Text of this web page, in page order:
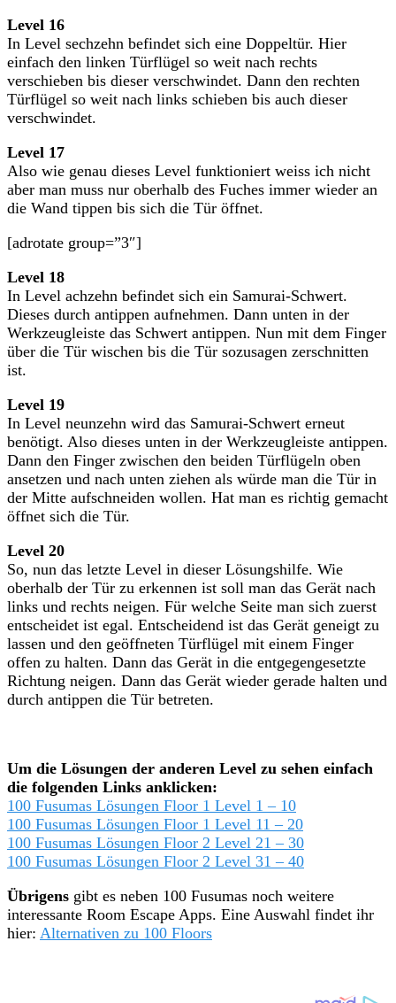
Level 16
In Level sechzehn befindet sich eine Doppeltür. Hier
einfach den linken Türflügel so weit nach rechts
verschieben bis dieser verschwindet. Dann den rechten
Türflügel so weit nach links schieben bis auch dieser
verschwindet.
Level 17
Also wie genau dieses Level funktioniert weiss ich nicht
aber man muss nur oberhalb des Fuches immer wieder an
die Wand tippen bis sich die Tür öffnet.
[adrotate group=”3″]
Level 18
In Level achzehn befindet sich ein Samurai-Schwert.
Dieses durch antippen aufnehmen. Dann unten in der
Werkzeugleiste das Schwert antippen. Nun mit dem Finger
über die Tür wischen bis die Tür sozusagen zerschnitten
ist.
Level 19
In Level neunzehn wird das Samurai-Schwert erneut
benötigt. Also dieses unten in der Werkzeugleiste antippen.
Dann den Finger zwischen den beiden Türflügeln oben
ansetzen und nach unten ziehen als würde man die Tür in
der Mitte aufschneiden wollen. Hat man es richtig gemacht
öffnet sich die Tür.
Level 20
So, nun das letzte Level in dieser Lösungshilfe. Wie
oberhalb der Tür zu erkennen ist soll man das Gerät nach
links und rechts neigen. Für welche Seite man sich zuerst
entscheidet ist egal. Entscheidend ist das Gerät geneigt zu
lassen und den geöffneten Türflügel mit einem Finger
offen zu halten. Dann das Gerät in die entgegengesetzte
Richtung neigen. Dann das Gerät wieder gerade halten und
durch antippen die Tür betreten.
Um die Lösungen der anderen Level zu sehen einfach
die folgenden Links anklicken:
100 Fusumas Lösungen Floor 1 Level 1 – 10
100 Fusumas Lösungen Floor 1 Level 11 – 20
100 Fusumas Lösungen Floor 2 Level 21 – 30
100 Fusumas Lösungen Floor 2 Level 31 – 40
Übrigens gibt es neben 100 Fusumas noch weitere
interessante Room Escape Apps. Eine Auswahl findet ihr
hier: Alternativen zu 100 Floors